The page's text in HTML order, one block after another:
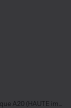
(HAUTE impédance)